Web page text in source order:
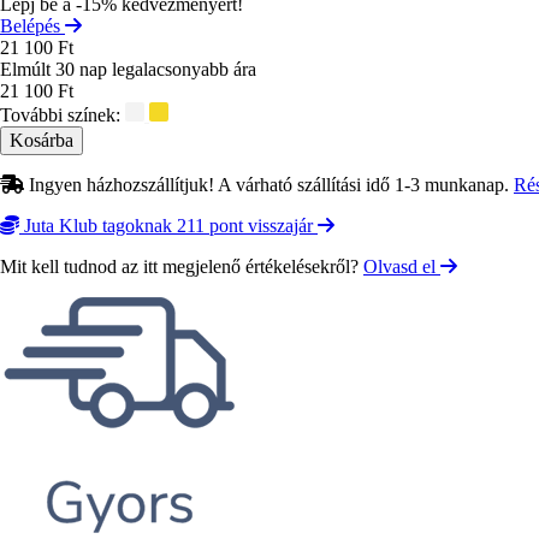
Belépés
21 100 Ft
Elmúlt 30 nap legalacsonyabb ára
21 100 Ft
További színek:
Ingyen házhozszállítjuk! A várható szállítási idő 1-3 munkanap.
Juta Klub tagoknak 211 pont visszajár
Mit kell tudnod az itt megjelenő értékelésekről? Olvasd el